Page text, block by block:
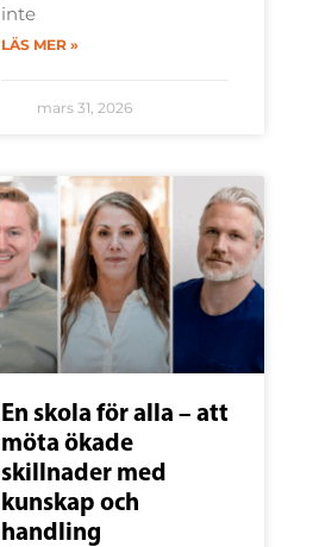
inte
LÄS MER »
mars 31, 2026
En skola för alla – att
möta ökade
skillnader med
kunskap och
handling